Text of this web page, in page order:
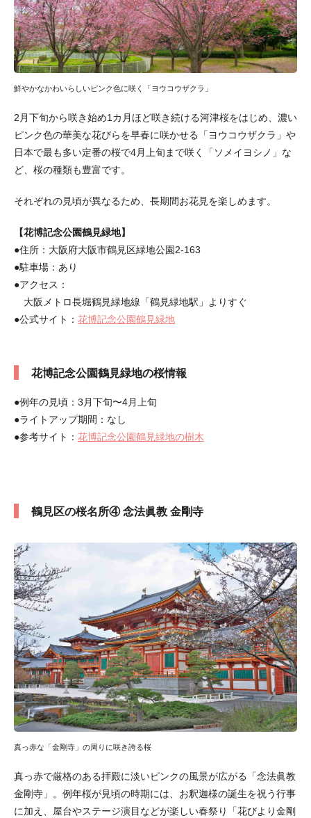
鮮やかなかわいらしいピンク色に咲く「ヨウコウザクラ」
2月下旬から咲き始め1カ月ほど咲き続ける河津桜をはじめ、濃い
ピンク色の華美な花びらを早春に咲かせる「ヨウコウザクラ」や
日本で最も多い定番の桜で4月上旬まで咲く「ソメイヨシノ」な
ど、桜の種類も豊富です。
それぞれの見頃が異なるため、長期間お花見を楽しめます。
【花博記念公園鶴見緑地】
●住所：大阪府大阪市鶴見区緑地公園2-163
●駐車場：あり
●アクセス：
大阪メトロ長堀鶴見緑地線「鶴見緑地駅」よりすぐ
●公式サイト： 花博記念公園鶴見緑地
花博記念公園鶴見緑地の桜情報
●例年の見頃：3月下旬〜4月上旬
●ライトアップ期間：なし
●参考サイト： 花博記念公園鶴見緑地の樹木
鶴見区の桜名所④ 念法眞教 金剛寺
真っ赤な「金剛寺」の周りに咲き誇る桜
真っ赤で厳格のある拝殿に淡いピンクの風景が広がる「念法眞教
金剛寺」。例年桜が見頃の時期には、お釈迦様の誕生を祝う行事
に加え、屋台やステージ演目などが楽しい春祭り「花びより金剛